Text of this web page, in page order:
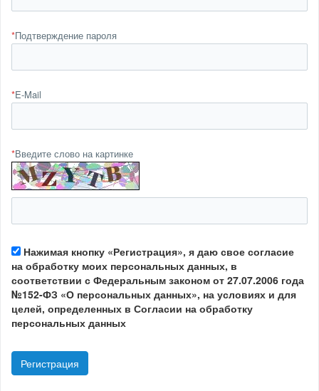
*Подтверждение пароля
*E-Mail
*Введите слово на картинке
Нажимая кнопку «Регистрация», я даю свое согласие
на обработку моих персональных данных, в
соответствии с Федеральным законом от 27.07.2006 года
№152-ФЗ «О персональных данных», на условиях и для
целей, определенных в Согласии на обработку
персональных данных